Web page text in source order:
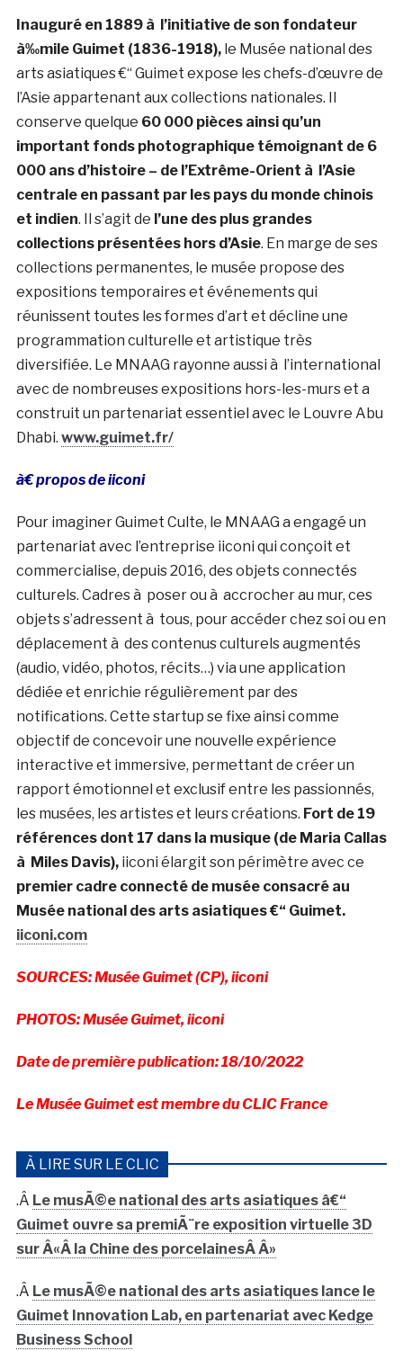
Inauguré en 1889 à l’initiative de son fondateur
à‰mile Guimet (1836-1918),le Musée national des
arts asiatiques €“ Guimet expose les chefs-d’œuvre de
l’Asie appartenant aux collections nationales. Il
conserve quelque 60 000 pièces ainsi qu’un
important fonds photographique témoignant de 6
000 ans d’histoire – de l’Extrême-Orient à l’Asie
centrale en passant par les pays du monde chinois
et indien. Il s’agit de l’une des plus grandes
collections présentées hors d’Asie. En marge de ses
collections permanentes, le musée propose des
expositions temporaires et événements qui
réunissent toutes les formes d’art et décline une
programmation culturelle et artistique très
diversifiée. Le MNAAG rayonne aussi à l’international
avec de nombreuses expositions hors-les-murs et a
construit un partenariat essentiel avec le Louvre Abu
Dhabi. www.guimet.fr/
à€ propos de iiconi
Pour imaginer Guimet Culte, le MNAAG a engagé un
partenariat avec l’entreprise iiconi qui conçoit et
commercialise, depuis 2016, des objets connectés
culturels. Cadres à poser ou à accrocher au mur, ces
objets s’adressent à tous, pour accéder chez soi ou en
déplacement à des contenus culturels augmentés
(audio, vidéo, photos, récits…) via une application
dédiée et enrichie régulièrement par des
notifications. Cette startup se fixe ainsi comme
objectif de concevoir une nouvelle expérience
interactive et immersive, permettant de créer un
rapport émotionnel et exclusif entre les passionnés,
les musées, les artistes et leurs créations. Fort de 19
références dont 17 dans la musique (de Maria Callas
à Miles Davis),iiconi élargit son périmètre avec ce
premier cadre connecté de musée consacré au
Musée national des arts asiatiques €“ Guimet.
iiconi.com
SOURCES: Musée Guimet (CP), iiconi
PHOTOS: Musée Guimet, iiconi
Date de première publication: 18/10/2022
Le Musée Guimet est membre du CLIC France
À LIRE SUR LE CLIC
.Â Le musÃ©e national des arts asiatiques â€“
Guimet ouvre sa premiÃ¨re exposition virtuelle 3D
sur Â«Â la Chine des porcelainesÂ Â»
.Â Le musÃ©e national des arts asiatiques lance le
Guimet Innovation Lab, en partenariat avec Kedge
Business School